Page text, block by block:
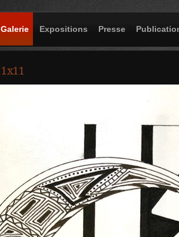
Galerie Expositions Presse